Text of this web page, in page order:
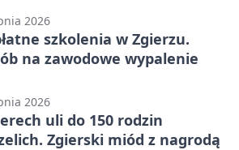
2026
szkolenia w Zgierzu.
na zawodowe wypalenie
2026
uli do 150 rodzin
Zgierski miód z nagrodą